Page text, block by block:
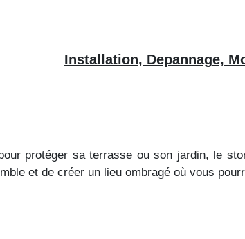
Installation, Depannage,
protéger sa terrasse ou son jardin, le
et de créer un lieu ombragé où vous